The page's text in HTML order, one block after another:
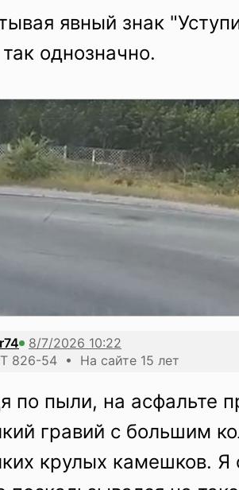
явный знак
однозначно.
826-54 • На сайте 15 лет
по пыли, на асфальте
гравий с большим
крулых камешков. Я